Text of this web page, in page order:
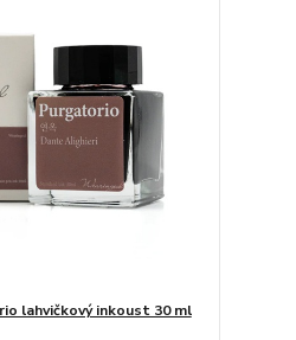
lahvičkový inkoust 30 ml